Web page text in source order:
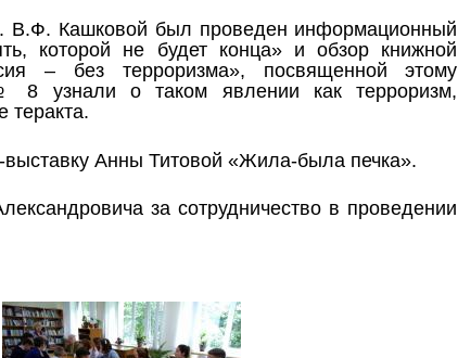
В.Ф. Кашковой был проведен информационный
которой не будет конца» и обзор книжной
– без терроризма», посвященной этому
узнали о таком явлении как терроризм,
теракта.
выставку Анны Титовой «Жила-была печка».
за сотрудничество в проведении